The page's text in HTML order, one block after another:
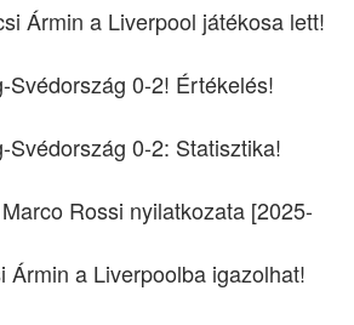
Ármin a Liverpool játékosa lett!
Svédország 0-2! Értékelés!
Svédország 0-2: Statisztika!
Rossi nyilatkozata [2025-
Ármin a Liverpoolba igazolhat!